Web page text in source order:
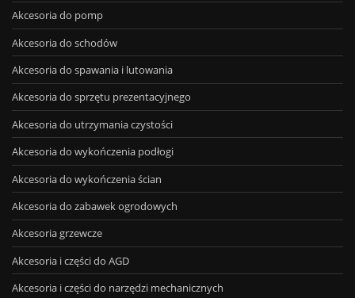
Akcesoria do pomp
Akcesoria do schodów
Akcesoria do spawania i lutowania
Akcesoria do sprzętu prezentacyjnego
Akcesoria do utrzymania czystości
Akcesoria do wykończenia podłogi
Akcesoria do wykończenia ścian
Akcesoria do zabawek ogrodowych
Akcesoria grzewcze
Akcesoria i części do AGD
Akcesoria i części do narzędzi mechanicznych